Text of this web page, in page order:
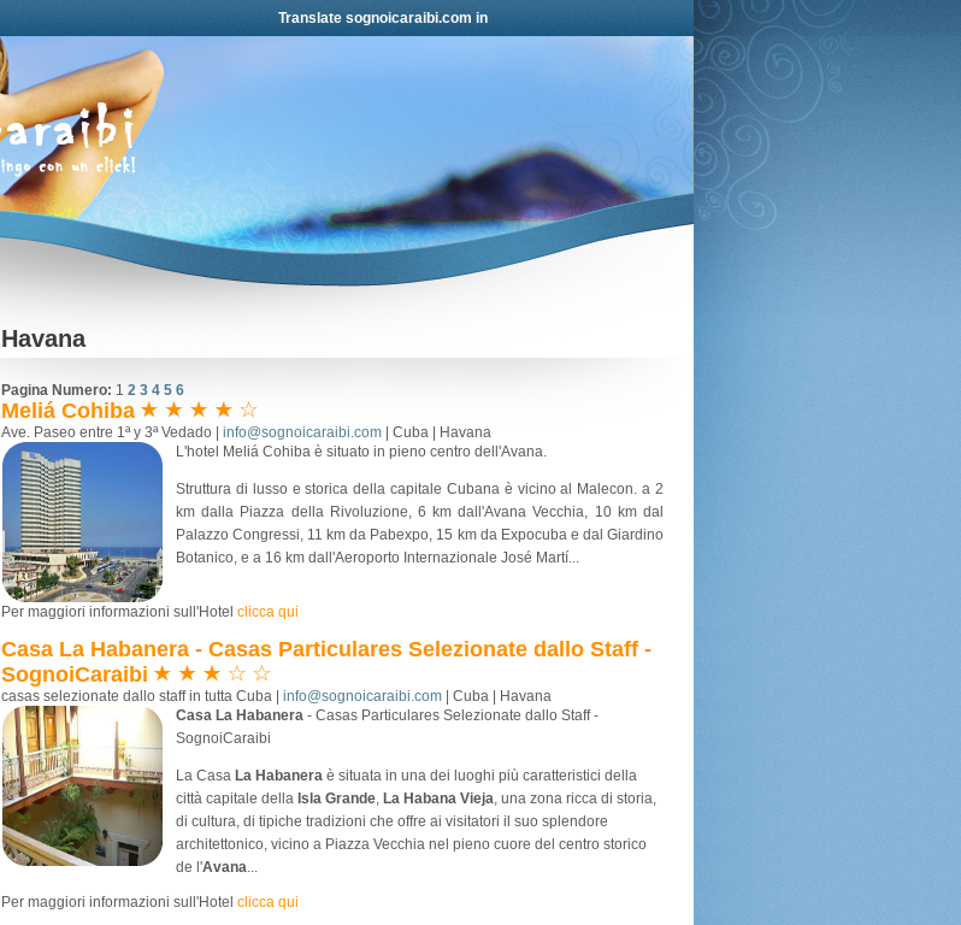
Translate sognoicaraibi.com in
Havana
Pagina Numero: 1 2 3 4 5 6
Meliá Cohiba
Ave. Paseo entre 1ª y 3ª Vedado | info@sognoicaraibi.com | Cuba | Havana
L'hotel Meliá Cohiba è situato in pieno centro dell'Avana.
Struttura di lusso e storica della capitale Cubana è vicino al Malecon. a 2
km dalla Piazza della Rivoluzione, 6 km dall'Avana Vecchia, 10 km dal
Palazzo Congressi, 11 km da Pabexpo, 15 km da Expocuba e dal Giardino
Botanico, e a 16 km dall'Aeroporto Internazionale José Martí...
Per maggiori informazioni sull'Hotel clicca qui
Casa La Habanera - Casas Particulares Selezionate dallo Staff -
SognoiCaraibi
casas selezionate dallo staff in tutta Cuba | info@sognoicaraibi.com | Cuba | Havana
Casa La Habanera - Casas Particulares Selezionate dallo Staff -
SognoiCaraibi
La Casa La Habanera è situata in una dei luoghi più caratteristici della
città capitale della Isla Grande, La Habana Vieja, una zona ricca di storia,
di cultura, di tipiche tradizioni che offre ai visitatori il suo splendore
architettonico, vicino a Piazza Vecchia nel pieno cuore del centro storico
de l'Avana...
Per maggiori informazioni sull'Hotel clicca qui